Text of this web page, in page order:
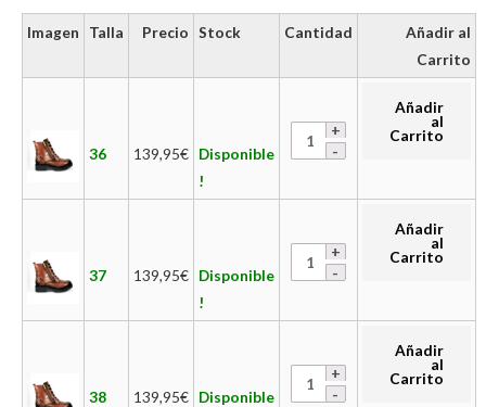
Imagen Talla Precio Stock Cantidad
Añadir al
Carrito
36 139,95€ Disponible
!
Añadir
al
Carrito
37 139,95€ Disponible
!
Añadir
al
Carrito
38 139,95€ Disponible
Añadir
al
Carrito